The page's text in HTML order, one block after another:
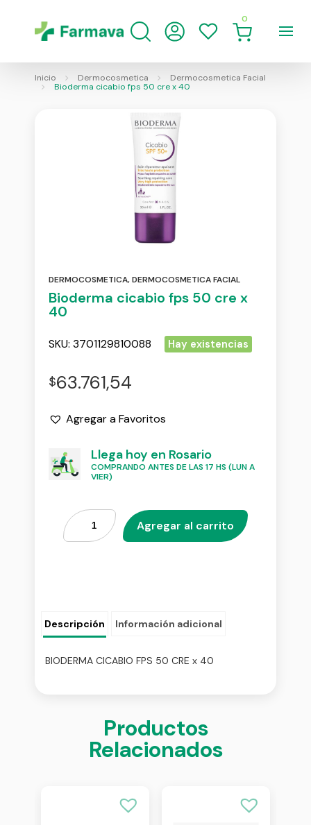
0
Inicio Dermocosmetica
Dermocosmetica Facial
Bioderma cicabio fps 50 cre x 40
DERMOCOSMETICA,DERMOCOSMETICA FACIAL
Bioderma cicabio fps 50 cre x
40
SKU: 3701129810088 Hay existencias
$63.761,54
Agregar a Favoritos
Llega hoy en Rosario
COMPRANDO ANTES DE LAS 17 HS (LUN A
VIER)
Agregar al carrito
Descripción Información adicional
BIODERMA CICABIO FPS 50 CRE x 40
Productos
Relacionados